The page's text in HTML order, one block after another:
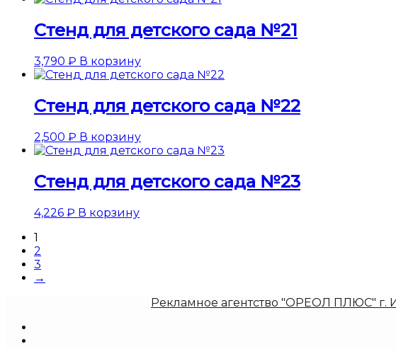
Стенд для детского сада №21
3,790 ₽ В корзину
Стенд для детского сада №22
2,500 ₽ В корзину
Стенд для детского сада №23
4,226 ₽ В корзину
1
2
3
→
Рекламное агентство "ОРЕОЛ ПЛЮС" г.